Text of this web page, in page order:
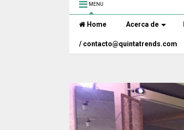
MENU
Home Acerca de
/ contacto@quintatrends.com